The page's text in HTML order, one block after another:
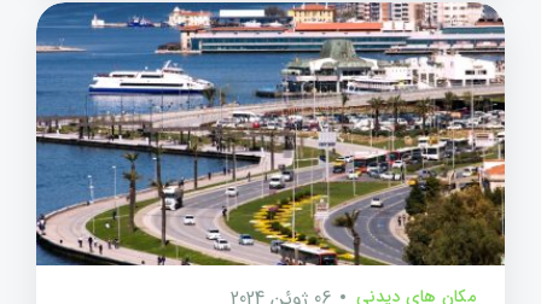
مکان های دیدنی